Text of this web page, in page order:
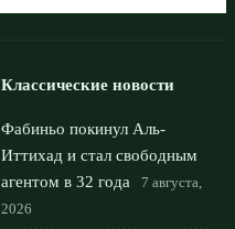
Классические новости
Фабиньо покинул Аль-
Иттихад и стал свободным
агентом в 32 года
7 августа,
2026